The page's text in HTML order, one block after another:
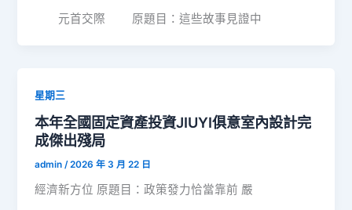
元首交際 原題目：這些故事見證中
星期三
本年全國固定資產投資JIUYI俱意室內設計完
成傑出殘局
admin /2026 年 3 月 22 日
經濟新方位 原題目：政策發力恰當靠前 嚴